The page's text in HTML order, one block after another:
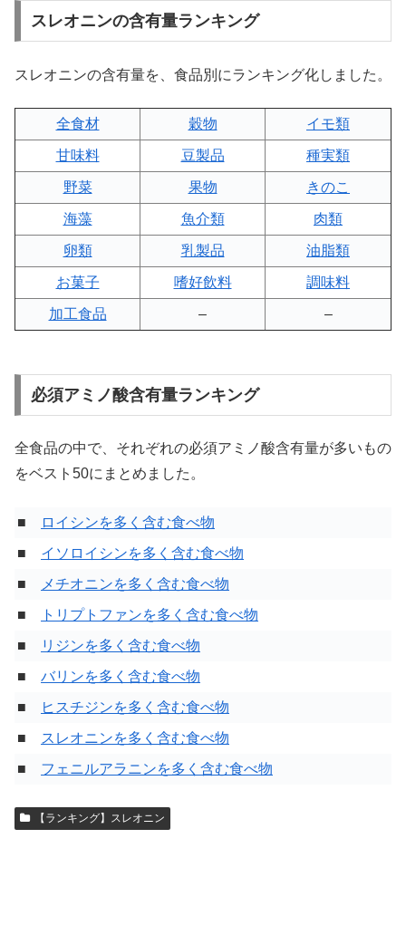
スレオニンの含有量ランキング
スレオニンの含有量を、食品別にランキング化しました。
全食材 穀物 イモ類
甘味料 豆製品 種実類
野菜 果物 きのこ
海藻 魚介類 肉類
卵類 乳製品 油脂類
お菓子 嗜好飲料 調味料
加工食品 – –
必須アミノ酸含有量ランキング
全食品の中で、それぞれの必須アミノ酸含有量が多いもの
をベスト50にまとめました。
■
ロイシンを多く含む食べ物
■ イソロイシンを多く含む食べ物
■
メチオニンを多く含む食べ物
■
トリプトファンを多く含む食べ物
■
リジンを多く含む食べ物
■ バリンを多く含む食べ物
■
ヒスチジンを多く含む食べ物
■
スレオニンを多く含む食べ物
■ フェニルアラニンを多く含む食べ物
【ランキング】スレオニン